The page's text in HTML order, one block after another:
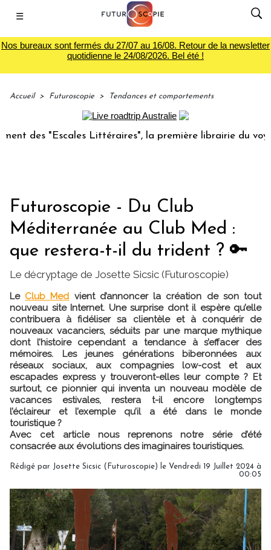
☰
Nos bureaux sont fermés du 27/07 au 16/08. Retour de la newsletter
quotidienne le 24/08/2026. Bel été !
Accueil > Futuroscopie > Tendances et comportements
"Escales Littéraires", la première librairie du voyage Le
Futuroscopie - Du Club
Méditerranée au Club Med :
que restera-t-il du trident ? 🔑
Le décryptage de Josette Sicsic (Futuroscopie)
Le Club Med vient d’annoncer la création de son tout
nouveau site Internet. Une surprise dont il espère qu’elle
contribuera à fidéliser sa clientèle et à conquérir de
nouveaux vacanciers, séduits par une marque mythique
dont l’histoire cependant a tendance à s’effacer des
mémoires. Les jeunes générations biberonnées aux
réseaux sociaux, aux compagnies low-cost et aux
escapades express y trouveront-elles leur compte ? Et
surtout, ce pionnier qui inventa un nouveau modèle de
vacances estivales, restera t-il encore longtemps
l’éclaireur et l’exemple qu’il a été dans le monde
touristique ?
Avec cet article nous reprenons notre série d’été
consacrée aux évolutions des imaginaires touristiques.
Rédigé par Josette Sicsic (Futuroscopie) le Vendredi 19 Juillet 2024 à
00:05